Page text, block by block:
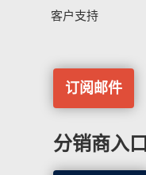
客户支持
订阅邮件
分销商入口